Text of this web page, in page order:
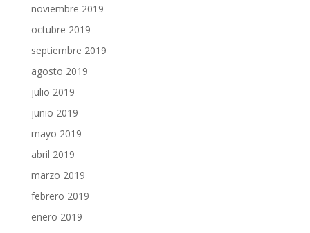
noviembre 2019
octubre 2019
septiembre 2019
agosto 2019
julio 2019
junio 2019
mayo 2019
abril 2019
marzo 2019
febrero 2019
enero 2019